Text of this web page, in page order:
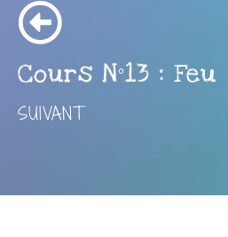
Cours N°13 : Feu
SUIVANT